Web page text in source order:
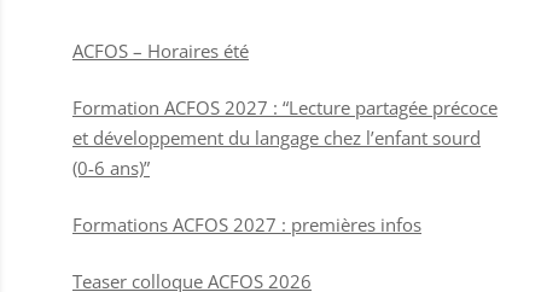
ACFOS – Horaires été
Formation ACFOS 2027 : “Lecture partagée précoce
et développement du langage chez l’enfant sourd
(0-6 ans)”
Formations ACFOS 2027 : premières infos
Teaser colloque ACFOS 2026